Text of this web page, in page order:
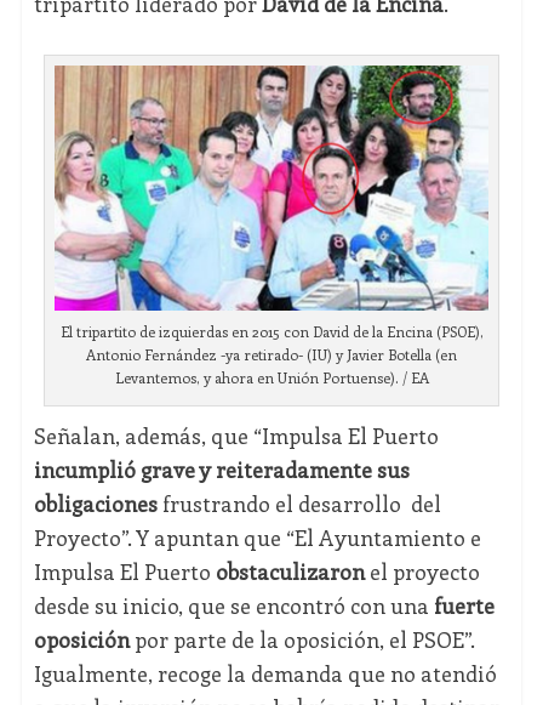
El tripartito de izquierdas en 2015 con David de la Encina (PSOE),
Antonio Fernández -ya retirado- (IU) y Javier Botella (en
Levantemos, y ahora en Unión Portuense). / EA
Señalan, además, que “Impulsa El Puerto
incumplió grave y reiteradamente sus
obligacionesfrustrando el desarrollo del
Proyecto”. Y apuntan que “El Ayuntamiento e
Impulsa El Puerto obstaculizaronel proyecto
desde su inicio, que se encontró con una fuerte
oposiciónpor parte de la oposición, el PSOE”.
Igualmente, recoge la demanda que no atendió